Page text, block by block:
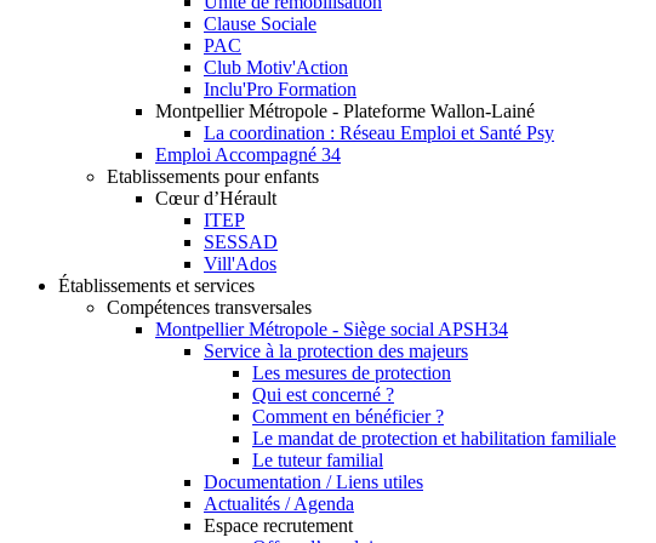
Clause Sociale
PAC
Club Motiv'Action
Inclu'Pro Formation
Montpellier Métropole - Plateforme Wallon-Lainé
La coordination : Réseau Emploi et Santé Psy
Emploi Accompagné 34
Etablissements pour enfants
Cœur d’Hérault
ITEP
SESSAD
Vill'Ados
Établissements et services
Compétences transversales
Montpellier Métropole - Siège social APSH34
Service à la protection des majeurs
Les mesures de protection
Qui est concerné ?
Comment en bénéficier ?
Le mandat de protection et habilitation familiale
Le tuteur familial
Documentation / Liens utiles
Actualités / Agenda
Espace recrutement